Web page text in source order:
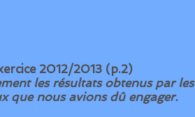
2012/2013 (p.2)
les résultats obtenus par
que nous avions dû engager.